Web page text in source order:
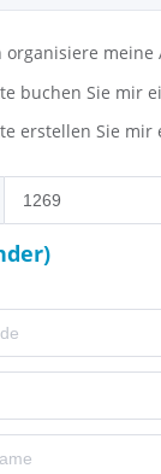
organisiere meine
buchen Sie mir
erstellen Sie mir